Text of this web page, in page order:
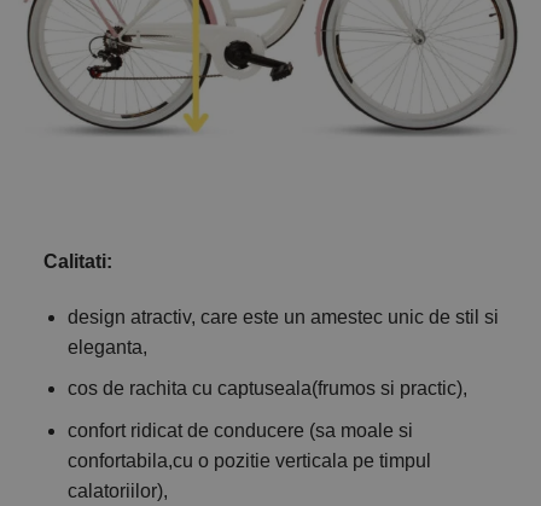
Calitati:
design atractiv, care este un amestec unic de stil si
eleganta,
cos de rachita cu captuseala(frumos si practic),
confort ridicat de conducere (sa moale si
confortabila,cu o pozitie verticala pe timpul
calatoriilor),